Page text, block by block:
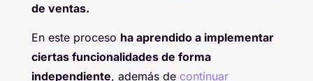
de ventas.
En este proceso ha aprendido a implementar
ciertas funcionalidades de forma
independiente, además de continuar